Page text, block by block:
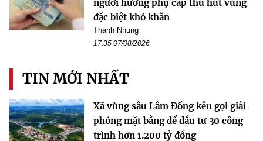
người hưởng phụ cấp thu hút vùng
đặc biệt khó khăn
Thanh Nhung
17:35 07/08/2026
TIN MỚI NHẤT
Xã vùng sâu Lâm Đồng kêu gọi giải
phóng mặt bằng để đầu tư 30 công
trình hơn 1.200 tỷ đồng